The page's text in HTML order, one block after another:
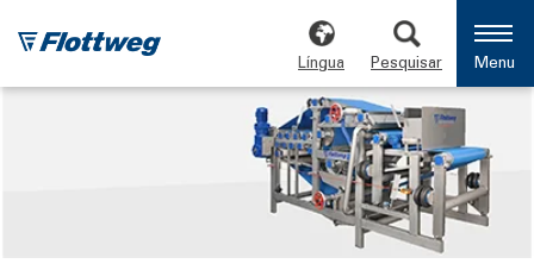
Língua Pesquisar Menu